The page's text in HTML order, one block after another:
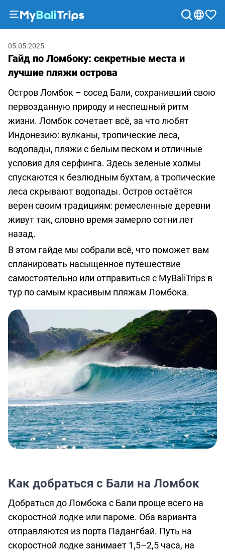
и
экскурсии
Блог
О
нас
Способы
оплаты
Партнерская
программа
Сотрудничество
с
турагентствами
Соглашение
о
предоставлении
услуг
Гайд по Ломбоку: секретные места и
лучшие пляжи острова
05.05.2025
Остров Ломбок – сосед Бали, сохранивший свою
первозданную природу и неспешный ритм
жизни. Ломбок сочетает всё, за что любят
Индонезию: вулканы, тропические леса,
водопады, пляжи с белым песком и отличные
условия для серфинга. Здесь зеленые холмы
спускаются к безлюдным бухтам, а тропические
леса скрывают водопады. Остров остаётся
верен своим традициям: ремесленные деревни
живут так, словно время замерло сотни лет
назад.
В этом гайде мы собрали всё, что поможет вам
спланировать насыщенное путешествие
самостоятельно или отправиться с MyBaliTrips в
тур по самым красивым пляжам Ломбока.
Как добраться с Бали на Ломбок
Добраться до Ломбока с Бали проще всего на
скоростной лодке или пароме. Оба варианта
отправляются из порта Падангбай. Путь на
скоростной лодке занимает 1,5–2,5 часа, на